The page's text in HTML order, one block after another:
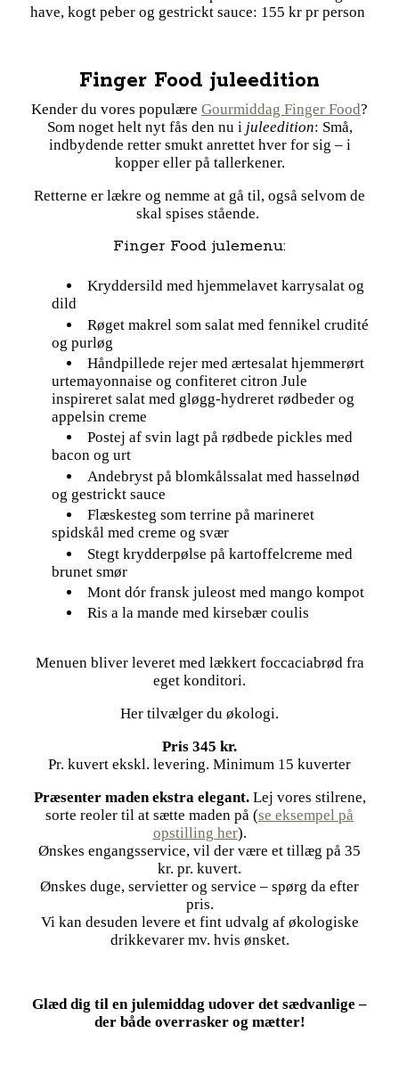
have, kogt peber og gestrickt sauce: 155 kr pr person
Finger Food juleedition
Kender du vores populære Gourmiddag Finger Food?
Som noget helt nyt fås den nu i juleedition: Små,
indbydende retter smukt anrettet hver for sig – i
kopper eller på tallerkener.
Retterne er lækre og nemme at gå til, også selvom de
skal spises stående.
Finger Food julemenu:
Kryddersild med hjemmelavet karrysalat og
dild
Røget makrel som salat med fennikel crudité
og purløg
Håndpillede rejer med ærtesalat hjemmerørt
urtemayonnaise og confiteret citron Jule
inspireret salat med gløgg-hydreret rødbeder og
appelsin creme
Postej af svin lagt på rødbede pickles med
bacon og urt
Andebryst på blomkålssalat med hasselnød
og gestrickt sauce
Flæskesteg som terrine på marineret
spidskål med creme og svær
Stegt krydderpølse på kartoffelcreme med
brunet smør
Mont dór fransk juleost med mango kompot
Ris a la mande med kirsebær coulis
Menuen bliver leveret med lækkert foccaciabrød fra
eget konditori.
Her tilvælger du økologi.
Pris 345 kr.
Pr. kuvert ekskl. levering. Minimum 15 kuverter
Præsenter maden ekstra elegant.Lej vores stilrene,
sorte reoler til at sætte maden på (se eksempel på
opstilling her).
Ønskes engangsservice, vil der være et tillæg på 35
kr. pr. kuvert.
Ønskes duge, servietter og service – spørg da efter
pris.
Vi kan desuden levere et fint udvalg af økologiske
drikkevarer mv. hvis ønsket.
Glæd dig til en julemiddag udover det sædvanlige –
der både overrasker og mætter!